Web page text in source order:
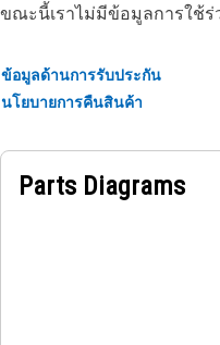
ขณะนี้เราไม่มีข้อมูลการใช้
ข้อมูลด้านการรับประกัน
นโยบายการคืนสินค้า
Parts Diagrams